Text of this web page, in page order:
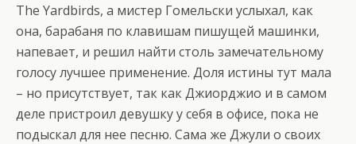
The Yardbirds, а мистер Гомельски услыхал, как
она, барабаня по клавишам пишущей машинки,
напевает, и решил найти столь замечательному
голосу лучшее применение. Доля истины тут мала
– но присутствует, так как Джиорджио и в самом
деле пристроил девушку у себя в офисе, пока не
подыскал для нее песню. Сама же Джули о своих